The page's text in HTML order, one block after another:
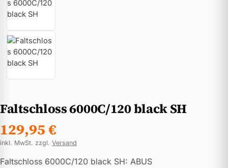
Faltschloss 6000C/120 black SH
129,95€
inkl. MwSt. zzgl. Versand
Faltschloss 6000C/120 black SH: ABUS